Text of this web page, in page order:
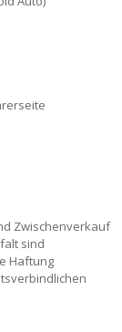
Zwischenverkauf
sind
Haftung